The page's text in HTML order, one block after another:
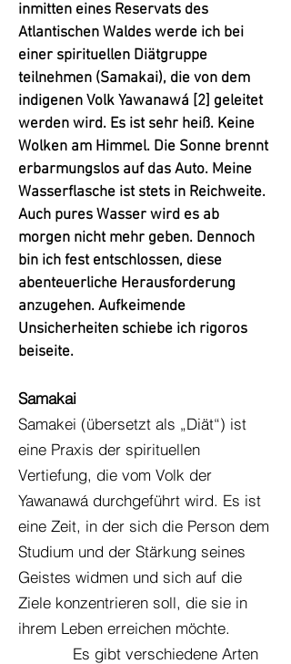
inmitten eines Reservats des
Atlantischen Waldes werde ich bei
einer spirituellen Diätgruppe
teilnehmen (Samakai), die von dem
indigenen Volk Yawanawá [2] geleitet
werden wird. Es ist sehr heiß. Keine
Wolken am Himmel. Die Sonne brennt
erbarmungslos auf das Auto. Meine
Wasserflasche ist stets in Reichweite.
Auch pures Wasser wird es ab
morgen nicht mehr geben. Dennoch
bin ich fest entschlossen, diese
abenteuerliche Herausforderung
anzugehen. Aufkeimende
Unsicherheiten schiebe ich rigoros
beiseite.
Samakai
Samakei (übersetzt als „Diät“) ist
eine Praxis der spirituellen
Vertiefung, die vom Volk der
Yawanawá durchgeführt wird. Es ist
eine Zeit, in der sich die Person dem
Studium und der Stärkung seines
Geistes widmen und sich auf die
Ziele konzentrieren soll, die sie in
ihrem Leben erreichen möchte.
Es gibt verschiedene Arten